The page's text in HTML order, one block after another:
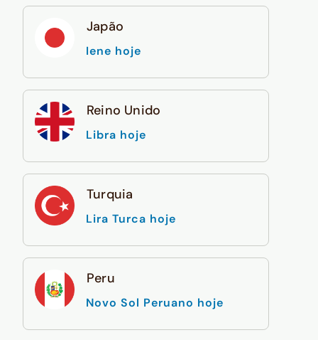
Japão
Iene hoje
Reino Unido
Libra hoje
Turquia
Lira Turca hoje
Peru
Novo Sol Peruano hoje